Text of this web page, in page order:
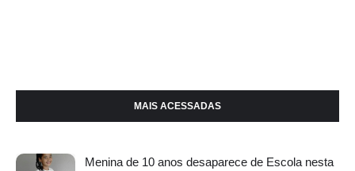
MAIS ACESSADAS
Menina de 10 anos desaparece de Escola nesta